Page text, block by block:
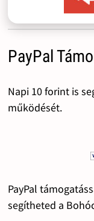
PayPal
Napi 10 forint is
működését.
PayPal
segítheted a